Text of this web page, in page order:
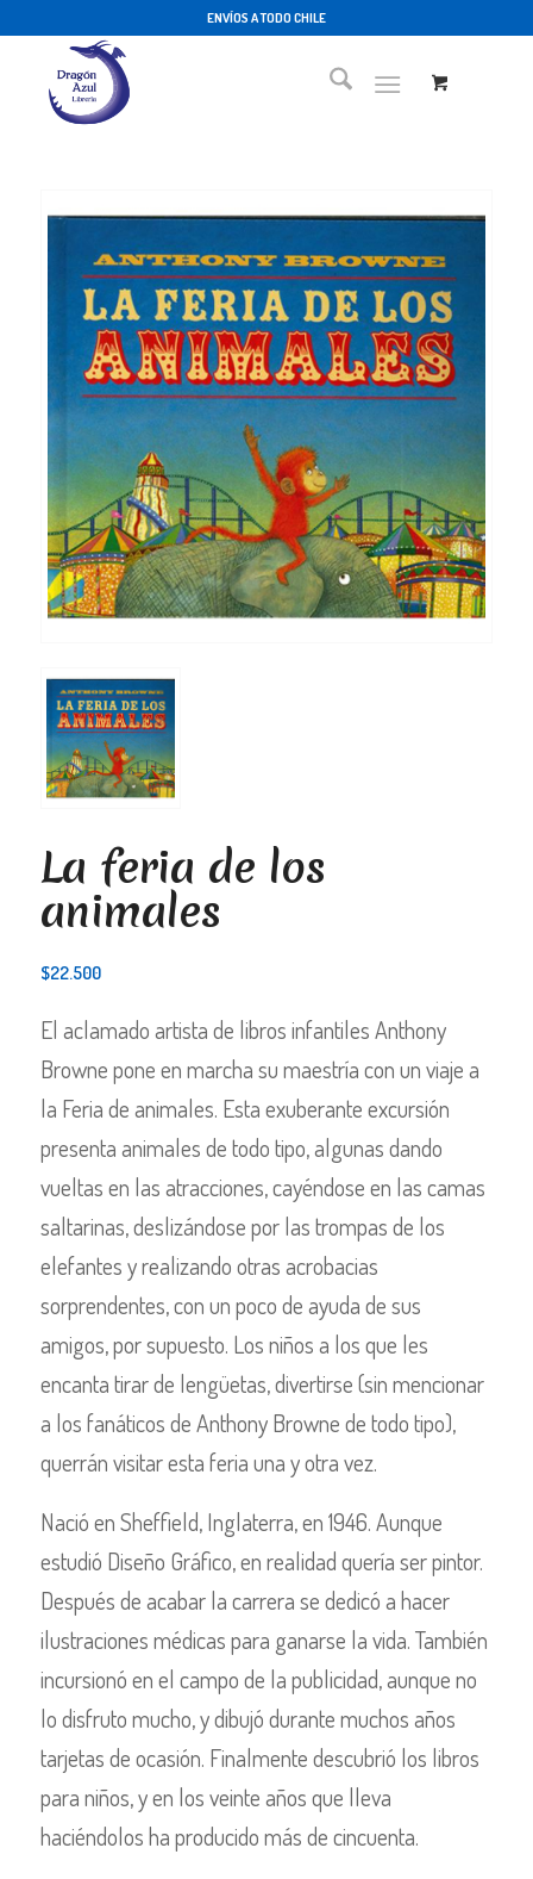
ENVÍOS A TODO CHILE
La feria de los
animales
$22.500
El aclamado artista de libros infantiles Anthony
Browne pone en marcha su maestría con un viaje a
la Feria de animales. Esta exuberante excursión
presenta animales de todo tipo, algunas dando
vueltas en las atracciones, cayéndose en las camas
saltarinas, deslizándose por las trompas de los
elefantes y realizando otras acrobacias
sorprendentes, con un poco de ayuda de sus
amigos, por supuesto. Los niños a los que les
encanta tirar de lengüetas, divertirse (sin mencionar
a los fanáticos de Anthony Browne de todo tipo),
querrán visitar esta feria una y otra vez.
Nació en Sheffield, Inglaterra, en 1946. Aunque
estudió Diseño Gráfico, en realidad quería ser pintor.
Después de acabar la carrera se dedicó a hacer
ilustraciones médicas para ganarse la vida. También
incursionó en el campo de la publicidad, aunque no
lo disfruto mucho, y dibujó durante muchos años
tarjetas de ocasión. Finalmente descubrió los libros
para niños, y en los veinte años que lleva
haciéndolos ha producido más de cincuenta.